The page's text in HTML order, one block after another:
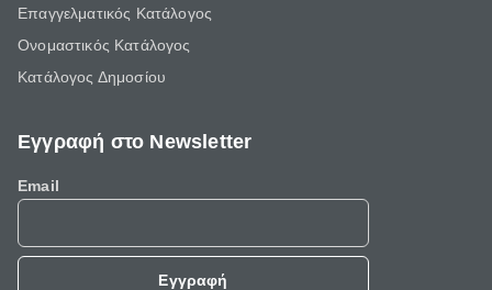
Επαγγελματικός Κατάλογος
Ονομαστικός Κατάλογος
Κατάλογος Δημοσίου
Εγγραφή στο Newsletter
Email
Εγγραφή